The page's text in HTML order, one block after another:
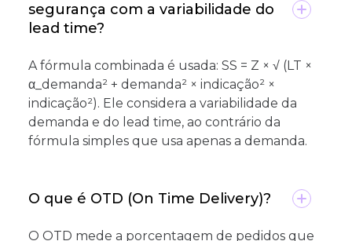
segurança com a variabilidade do
lead time?
A fórmula combinada é usada: SS = Z × √ (LT ×
α_demanda² + demanda² × indicação² ×
indicação²). Ele considera a variabilidade da
demanda e do lead time, ao contrário da
fórmula simples que usa apenas a demanda.
O que é OTD (On Time Delivery)?
O OTD mede a porcentagem de pedidos que